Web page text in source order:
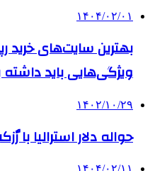
۱۴۰۴/۰۲/۰۱
بهترین سایت‌های خرید
ویژگی‌هایی باید داشته
۱۴۰۲/۱۰/۲۹
حواله دلار استرالیا با